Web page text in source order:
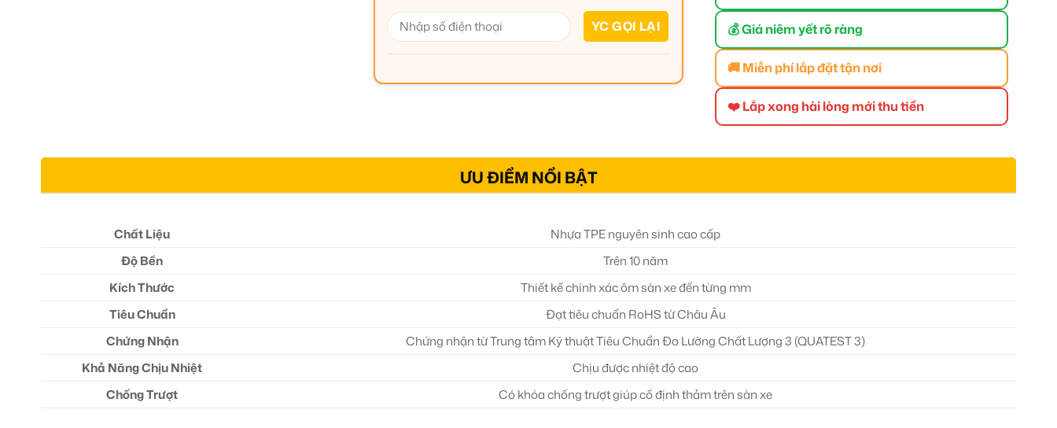
💰 Giá niêm yết rõ ràng
🚚 Miễn phí lắp đặt tận nơi
❤️ Lắp xong hài lòng mới thu tiền
ƯU ĐIỂM NỔI BẬT
Chất Liệu
Nhựa TPE nguyên sinh cao cấp
Độ Bền
Trên 10 năm
Kích Thước
Thiết kế chính xác ôm sàn xe đến từng mm
Tiêu Chuẩn
Đạt tiêu chuẩn RoHS từ Châu Âu
Chứng Nhận
Chứng nhận từ Trung tâm Kỹ thuật Tiêu Chuẩn Đo Lường Chất Lượng 3 (QUATEST 3)
Khả Năng Chịu Nhiệt
Chịu được nhiệt độ cao
Chống Trượt
Có khóa chống trượt giúp cố định thảm trên sàn xe